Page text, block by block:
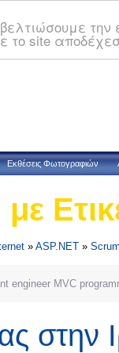
το site
Εκθέσεις Φωτογραφιών
» ASP.NET »
engineer MVC
στην